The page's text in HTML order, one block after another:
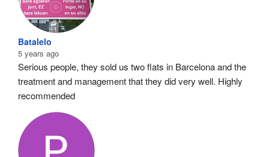
Batalelo
5 years ago
Serious people, they sold us two flats in Barcelona and the
treatment and management that they did very well. Highly
recommended